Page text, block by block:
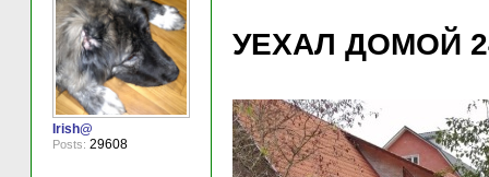
Irish@
Posts: 29608
УЕХАЛ ДОМОЙ